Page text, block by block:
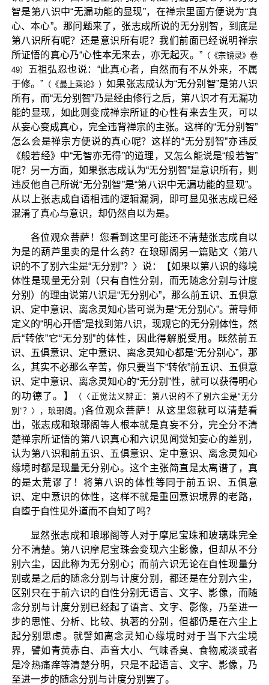
智是第八识中“无漏功能的显现”，在禅宗里面方便说为“真
心、本心”。那问题来了，张志成所说的无分别智，到底是
第八识所有呢？还是意识所有呢？我们前面已经说明禅宗
所证悟的真心乃“心性本无来去，亦无起灭。”（《宗镜录》卷
49）
五祖弘忍也说：“此真心者，自然而有不从外来，不属
于修。” （《最上乘论》）如果张志成认为“无分别智”是第八识
所有，而“无分别智”乃是经由修行之后，第八识才有无漏功
能的显现，如此则变成禅宗所证的心性有来去生灭，可以
从妄心变成真心，完全违背禅宗的主张。这样的“无分别智”
怎么会是禅宗方便说的真心呢？这样的“无分别智”亦违反
《般若经》中“无智亦无得”的道理，又怎么能说是“般若智”
呢？另一方面，如果张志成认为“无分别智”是意识所有，则
违反他自己所说“无分别智”是“第八识中无漏功能的显现”。
从以上张志成自语相违的逻辑漏洞，即可显见张志成已经
混淆了真心与意识，却仍然自以为是。
各位观众菩萨！您看到这里可能还不清楚张志成自以
为是的葫芦里卖的是什么药？在琅琊阁另一篇贴文〈第八
识的不了别六尘是“无分别”？〉说：【如果以第八识的缘境
体性是现量无分别（只有自性分别，而无随念分别与计度
分别）的理由说第八识是“无分别心”，那么前五识、五俱意
识、定中意识、离念灵知心皆可说为是“无分别心”。萧导师
定义的“明心开悟”是找到第八识，现观它的无分别体性，然
后“转依”它“无分别”的体性，因此得解脱受用。既然前五
识、五俱意识、定中意识、离念灵知心都是“无分别心”，那
么，其实不必那么辛苦，你只要当下“转依”前五识、五俱意
识、定中意识、离念灵知心的“无分别”性，就可以获得明心
的功德了。】
（〈正觉法义辨正：第八识的不了别六尘是“无分
别”？〉，琅琊阁。)各位观众菩萨！从这里您就可以清楚看
出，张志成和琅琊阁等人根本就是真妄不分，完全分不清
楚禅宗所证悟的第八识真心和六识见闻觉知妄心的差别，
认为第八识和前五识、五俱意识、定中意识、离念灵知心
缘境时都是现量无分别心。这个主张简直是太离谱了，真
的是太荒谬了！将第八识的体性等同于前五识、五俱意
识、定中意识的体性，这样不就是重回意识境界的老路，
自堕于自性见外道而不自知了吗？
显然张志成和琅琊阁等人对于摩尼宝珠和玻璃珠完全
分不清楚。第八识摩尼宝珠会变现六尘影像，但却从不分
别六尘，因此称为无分别心；而前六识无论在自性现量分
别或是之后的随念分别与计度分别，都还是在分别六尘，
区别只在于前六识的自性分别无语言、文字、影像，而随
念分别与计度分别已经起了语言、文字、影像，乃至进一
步的思惟、分析、比较、执著的分别，但都仍是在六尘上
起分别思虑。就譬如离念灵知心缘境时对于当下六尘境
界，譬如青黄赤白、声音大小、气味香臭、食物咸淡或者
是冷热痛痒等清楚分明，只是不起语言、文字、影像，乃
至进一步的随念分别与计度分别罢了。